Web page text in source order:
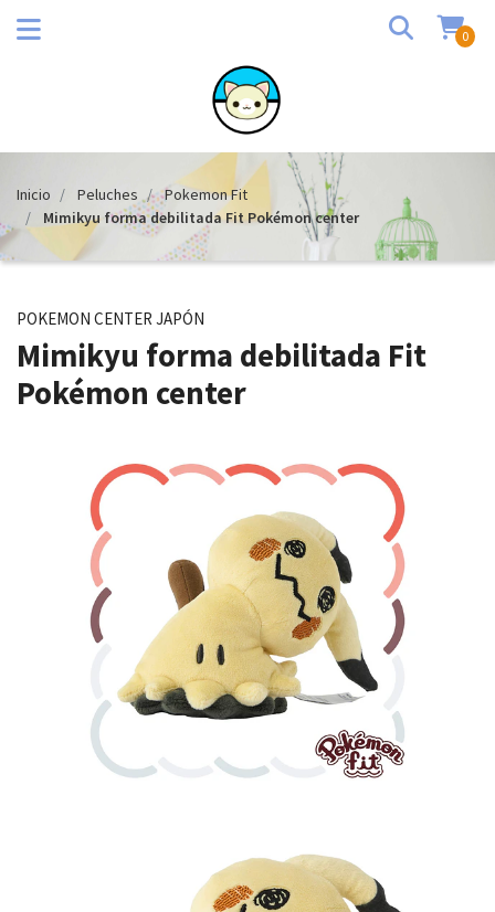
0
Inicio Peluches
Pokemon Fit
Mimikyu forma debilitada Fit Pokémon center
POKEMON CENTER JAPÓN
Mimikyu forma debilitada Fit
Pokémon center